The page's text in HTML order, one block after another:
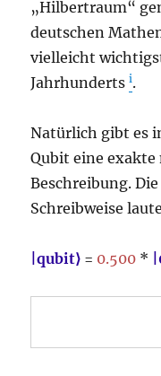
„Hilbertraum“
deutschen
vielleicht
Jahrhundertsi.
Natürlich gibt es
Qubit eine
Beschreibung.
Schreibweise
|qubit⟩ = 0.500 *